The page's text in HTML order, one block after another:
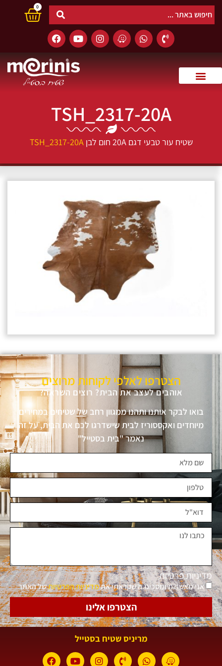
0
TSH_2317-20A
שטיח עור טבעי דגם 20A חום לבן TSH_2317-20A
הצטרפו לאלפי לקוחות מרוצים
אוהבים לעצב את הבית? רוצים השראה?
בואו לבקר אותנו ותהנו ממגוון רחב של שטיחים במחירים
מיוחדים ואקססוריז לבית שישדרגו לכם את הבית, על זה
נאמר "בית בסטייל"
מדיניות פרטיות
אני מאשר.ת ומסכימ.ה שקראתי אתמדיניות הפרטיותשל האתר
הצטרפו אלינו
מריניס שטיח בסטייל